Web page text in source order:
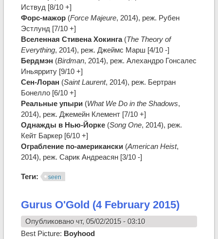
Иствуд [8/10 +]
Форс-мажор(Force Majeure, 2014), реж. Рубен
Эстлунд [7/10 +]
Вселенная Стивена Хокинга(The Theory of
Everything, 2014), реж. Джеймс Марш [4/10 -]
Бердмэн (Birdman, 2014), реж. Алехандро Гонсалес
Иньярриту [9/10 +]
Сен-Лоран (Saint Laurent, 2014), реж. Бертран
Бонелло [6/10 +]
Реальные упыри(What We Do in the Shadows,
2014), реж. Джемейн Клемент [7/10 +]
Однажды в Нью-Йорке(Song One, 2014), реж.
Кейт Баркер [6/10 +]
Ограбление по-американски(American Heist,
2014), реж. Сарик Андреасян [3/10 -]
Теги: seen
Gurus O'Gold (4 February 2015)
Опубликовано чт, 05/02/2015 - 03:10
Best Picture: Boyhood